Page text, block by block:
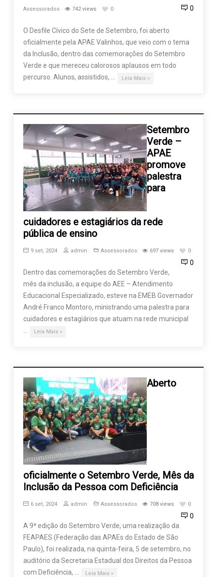
Assessorados
742 views 0 0
O Desfile Cívico do Sete de Setembro, foi aberto
oficialmente pela APAE Valinhos, que veio com o tema
da Inclusão, dentro das comemorações do Setembro
Verde e que mereceu calorosos aplausos em todo
percurso. Alunos, assistidos, …
Leia Mais »
Setembro
Verde –
APAE
promove
palestra
para
cuidadores e estagiários da rede
pública de ensino
9 set, 2024 admin Assessorados 697 views 0
0
Dentro das comemorações do Setembro Verde,
mês da inclusão, a equipe do AEE – Atendimento
Educacional Especializado, esteve na EMEB Governador
André Franco Montoro, ministrando uma palestra para
cuidadores e estagiários que atuam na rede municipal
Leia Mais »
Aberto
oficialmente o Setembro Verde, Mês da
Inclusão da Pessoa com Deficiência
6 set, 2024 admin Assessorados 708 views 0
0
A 9ª edição do Setembro Verde, uma realização da
FEAPAES (Federação das APAEs do Estado de São
Paulo), foi realizada, na quinta-feira, 5 de setembro, no
auditório da Secretaria Estadual dos Direitos da Pessoa
com Deficiência, …
Leia Mais »